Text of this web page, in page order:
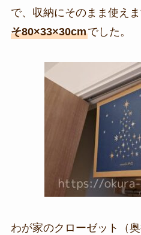
で、収納にそのまま使えま
そ80×33×30cmでした。
わが家のクローゼット（